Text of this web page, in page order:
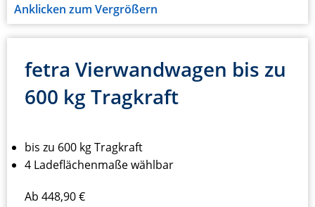
Anklicken zum Vergrößern
fetra Vierwandwagen bis zu
600 kg Tragkraft
bis zu 600 kg Tragkraft
4 Ladeflächenmaße wählbar
Ab 448,90€